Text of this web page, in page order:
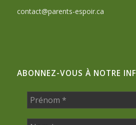
contact@parents-espoir.ca
ABONNEZ-VOUS À NOTRE